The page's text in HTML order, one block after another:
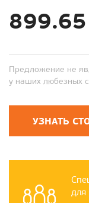
Предложение не
у наших любезных
УЗНАТЬ
для